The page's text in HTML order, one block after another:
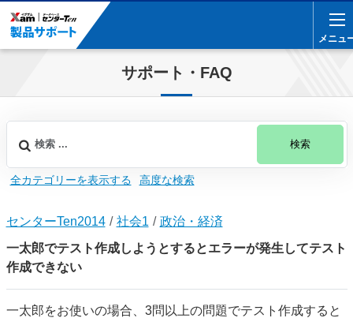
メニュ
メニュ
サポート・FAQ
検索
全カテゴリーを表示する 高度な検索
センターTen2014 社会1
政治・経済
一太郎でテスト作成しようとするとエラーが発生してテスト
作成できない
一太郎をお使いの場合、3問以上の問題でテスト作成すると